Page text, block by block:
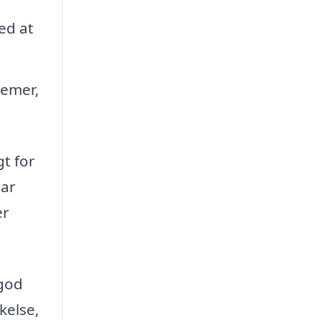
at
for